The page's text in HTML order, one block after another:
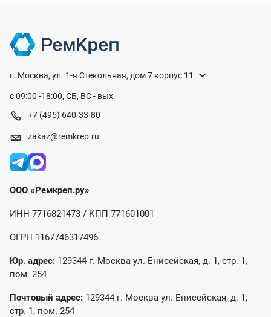
г. Москва, ул. 1-я Стекольная, дом 7 корпус 11
с 09:00 -18:00, СБ, ВС - вых.
+7 (495) 640-33-80
zakaz@remkrep.ru
ООО «Ремкреп.ру»
ИНН 7716821473 / КПП 771601001
ОГРН 1167746317496
Юр. адрес: 129344 г. Москва ул. Енисейская, д. 1, стр. 1,
пом. 254
Почтовый адрес: 129344 г. Москва ул. Енисейская, д. 1,
стр. 1, пом. 254